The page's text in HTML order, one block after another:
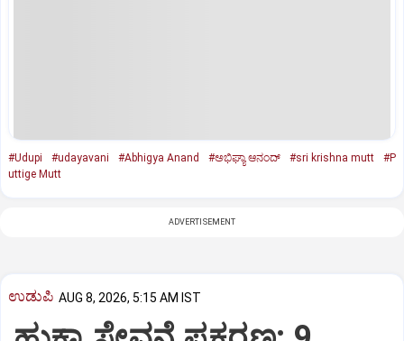
#Udupi #udayavani #Abhigya Anand #ಅಭಿಘ್ಯಾ ಆನಂದ್ #sri krishna mutt
#P
uttige Mutt
ADVERTISEMENT
ಉಡುಪಿ AUG 8, 2026, 5:15 AM IST